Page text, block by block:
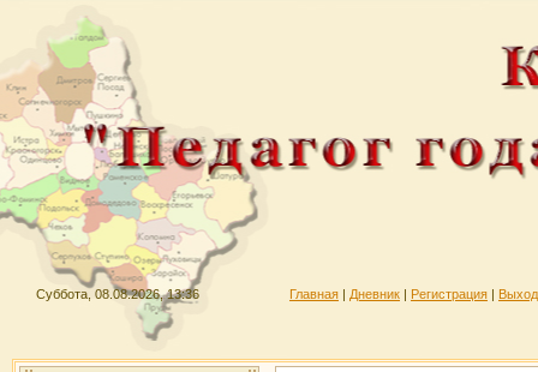
Суббота, 08.08.2026, 13:36 Главная | Дневник | Регистрация | Выход